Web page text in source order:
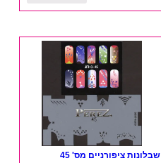
שבלונות ציפורניים מס' 45